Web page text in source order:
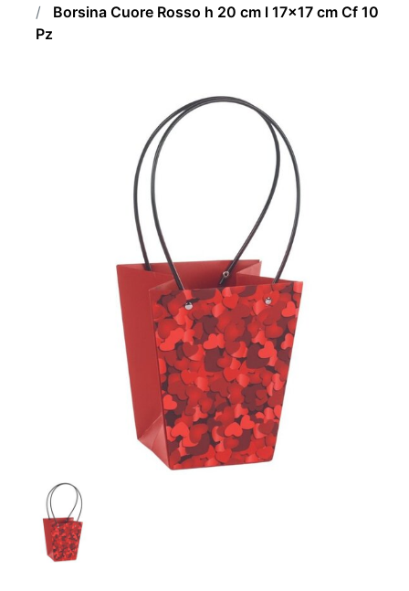
Borsina Cuore Rosso h 20 cm l 17x17 cm Cf 10
Pz